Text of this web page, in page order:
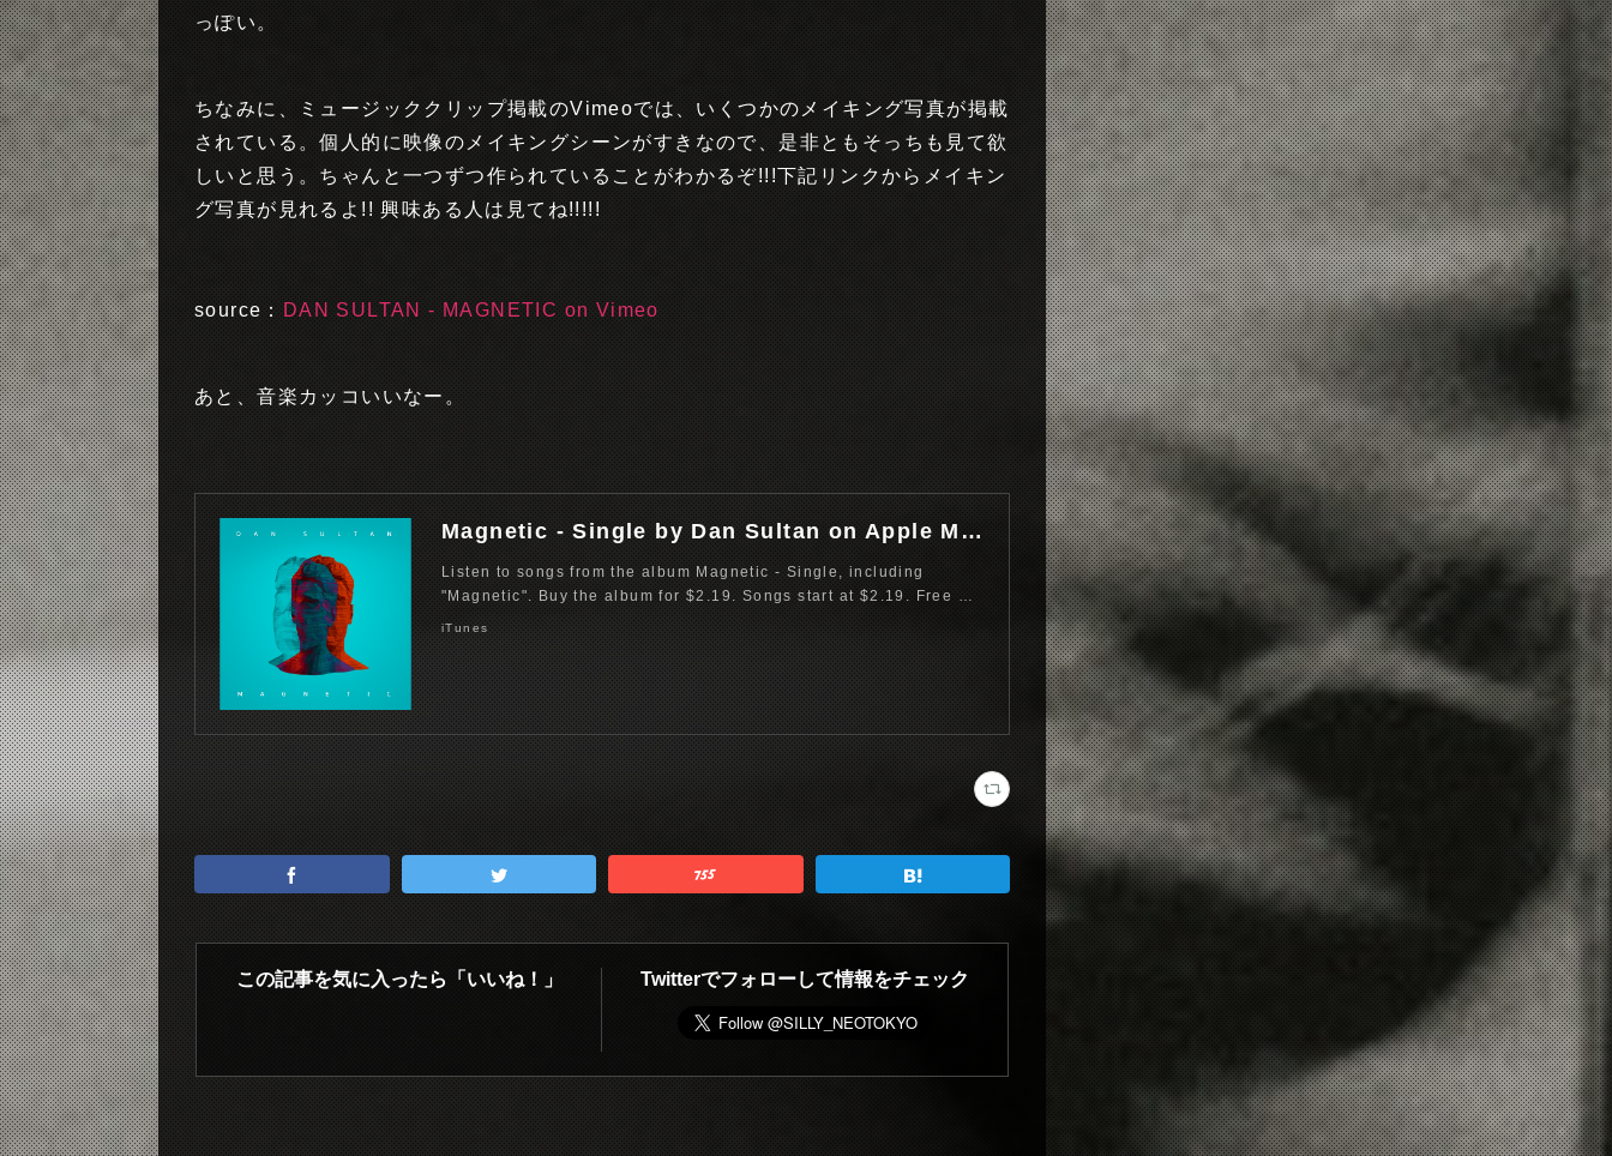
っぽい。
ちなみに、ミュージッククリップ掲載のVimeoでは、いくつかのメイキング写真が掲載
されている。個人的に映像のメイキングシーンがすきなので、是非ともそっちも見て欲
しいと思う。ちゃんと一つずつ作られていることがわかるぞ!!!下記リンクからメイキン
グ写真が見れるよ!! 興味ある人は見てね!!!!!
source： DAN SULTAN - MAGNETIC on Vimeo
あと、音楽カッコいいなー。
Magnetic - Single by Dan Sultan on Apple Music
Listen to songs from the album Magnetic - Single, including
"Magnetic". Buy the album for $2.19. Songs start at $2.19. Free …
iTunes